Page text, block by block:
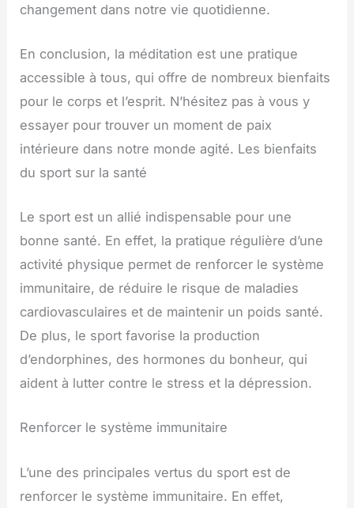
changement dans notre vie quotidienne.
En conclusion, la méditation est une pratique
accessible à tous, qui offre de nombreux bienfaits
pour le corps et l’esprit. N’hésitez pas à vous y
essayer pour trouver un moment de paix
intérieure dans notre monde agité. Les bienfaits
du sport sur la santé
Le sport est un allié indispensable pour une
bonne santé. En effet, la pratique régulière d’une
activité physique permet de renforcer le système
immunitaire, de réduire le risque de maladies
cardiovasculaires et de maintenir un poids santé.
De plus, le sport favorise la production
d’endorphines, des hormones du bonheur, qui
aident à lutter contre le stress et la dépression.
Renforcer le système immunitaire
L’une des principales vertus du sport est de
renforcer le système immunitaire. En effet,